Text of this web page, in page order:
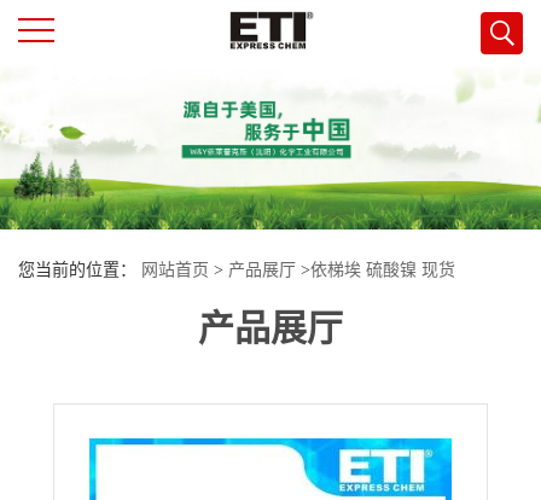
司
首
页
您当前的位置： 网站首页 > 产品展厅 >依梯埃 硫酸镍 现货
产品展厅